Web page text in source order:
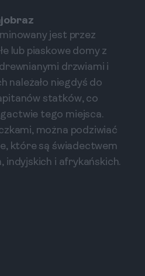
jest przez
lub piaskowe domy z
drzwiami i
należało niegdyś do
statków, co
tego miejsca.
można podziwiać
które są świadectwem
indyjskich i afrykańskich.